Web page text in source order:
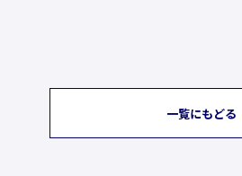
一覧にもどる